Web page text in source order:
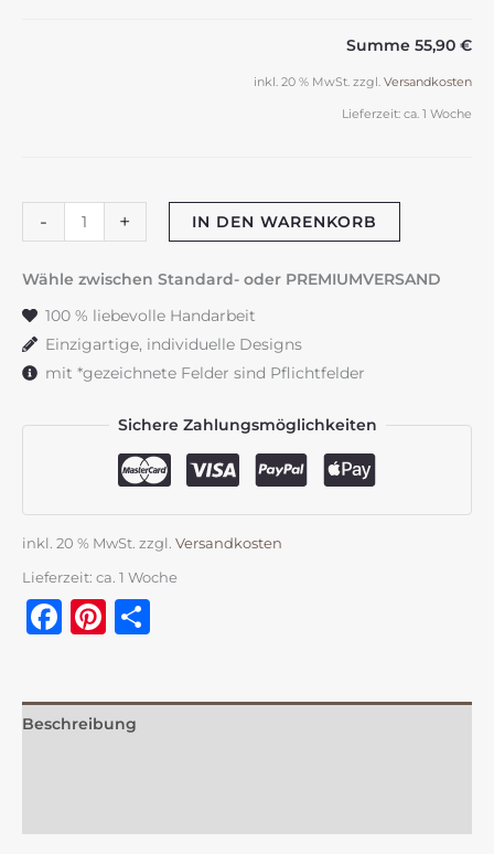
Summe 55,90 €
inkl. 20 % MwSt. zzgl. Versandkosten
Lieferzeit: ca. 1 Woche
-
Taufkerze
"Makramee-
Regenbogen"
senf
Menge
+ IN DEN WARENKORB
Wähle zwischen Standard- oder PREMIUMVERSAND
100 % liebevolle Handarbeit
Einzigartige, individuelle Designs
mit *gezeichnete Felder sind Pflichtfelder
Sichere Zahlungsmöglichkeiten
inkl. 20 % MwSt. zzgl. Versandkosten
Lieferzeit: ca. 1 Woche
Facebook
Pinterest
Beschreibung